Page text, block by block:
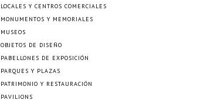
LOCALES Y CENTROS COMERCIALES
MONUMENTOS Y MEMORIALES
MUSEOS
OBJETOS DE DISEÑO
PABELLONES DE EXPOSICIÓN
PARQUES Y PLAZAS
PATRIMONIO Y RESTAURACIÓN
PAVILIONS